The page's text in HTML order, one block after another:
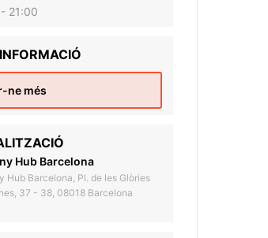
21:00
ne més
Hub Barcelona
Hub Barcelona, Pl. de les Glòries
37 - 38, 08018 Barcelona